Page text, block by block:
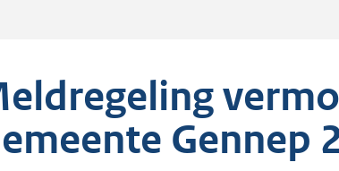
Gennep